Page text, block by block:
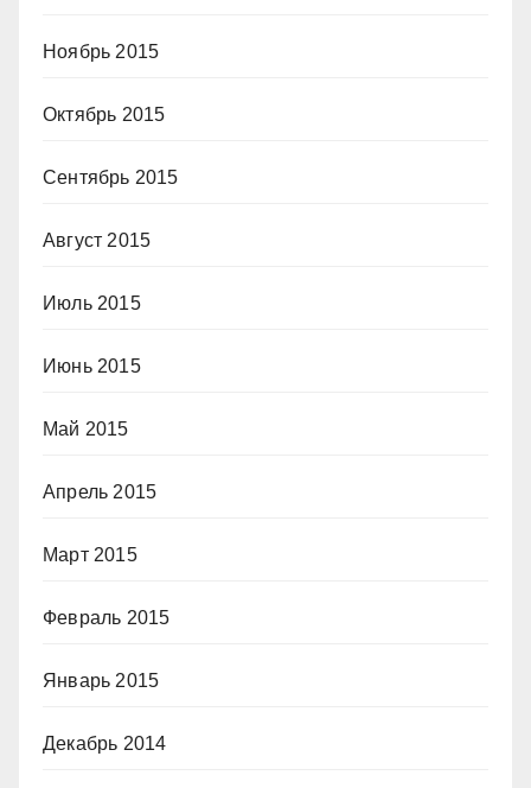
Ноябрь 2015
Октябрь 2015
Сентябрь 2015
Август 2015
Июль 2015
Июнь 2015
Май 2015
Апрель 2015
Март 2015
Февраль 2015
Январь 2015
Декабрь 2014